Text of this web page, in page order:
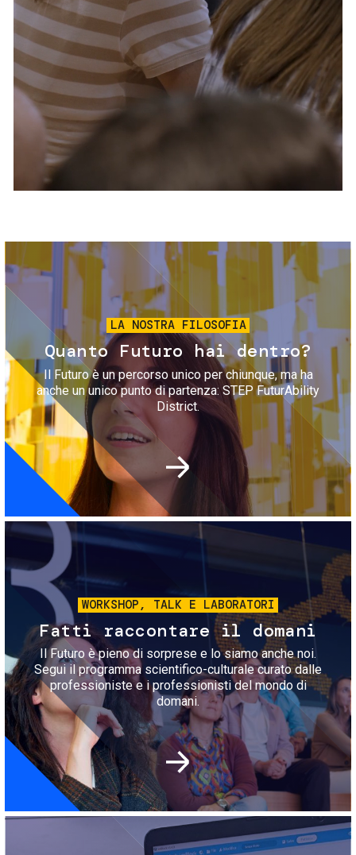
Servizi e accessibilità
Contatti
FAQ
Biglietti
Immagine
LA NOSTRA FILOSOFIA
Quanto Futuro hai dentro?
Il Futuro è un percorso unico per chiunque, ma ha
anche un unico punto di partenza: STEP FuturAbility
District.
Immagine
WORKSHOP, TALK E LABORATORI
Fatti raccontare il domani
Il Futuro è pieno di sorprese e lo siamo anche noi.
Segui il programma scientifico-culturale curato dalle
professioniste e i professionisti del mondo di
domani.
Immagine